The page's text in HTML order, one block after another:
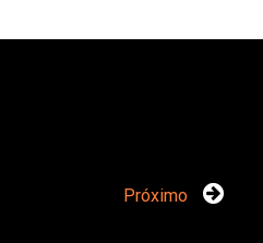
Próximo